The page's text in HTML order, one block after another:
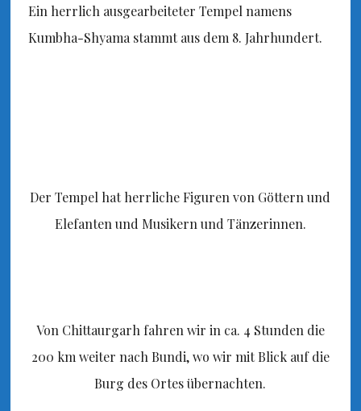
Ein herrlich ausgearbeiteter Tempel namens
Kumbha-Shyama stammt aus dem 8. Jahrhundert.
Der Tempel hat herrliche Figuren von Göttern und
Elefanten und Musikern und Tänzerinnen.
Von Chittaurgarh fahren wir in ca. 4 Stunden die
200 km weiter nach Bundi, wo wir mit Blick auf die
Burg des Ortes übernachten.